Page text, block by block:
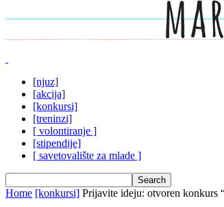
[njuz]
[akcija]
[konkursi]
[treninzi]
[ volontiranje ]
[stipendije]
[ savetovalište za mlade ]
Home [konkursi] Prijavite ideju: otvoren konkurs